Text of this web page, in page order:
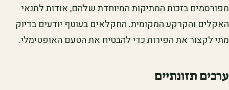
מפורסמים בזכות המתיקות המיוחדת שלהם, אודות לתנאי
האקלים והקרקע המקומית. החקלאים בעוטף יודעים בדיוק
מתי לקצור את הפירות כדי להבטיח את הטעם האופטימלי.
ערכים תזונתיים